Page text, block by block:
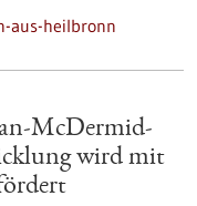
aus-heilbronn
McDermid-
wird mit